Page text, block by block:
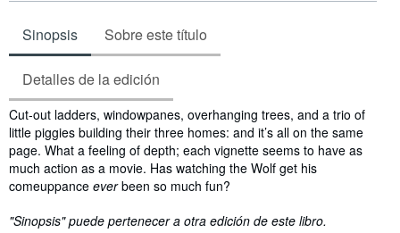
Sinopsis Sobre este título
Detalles de la edición
Sinopsis
Cut-out ladders, windowpanes, overhanging trees, and a trio of
little piggies building their three homes: and it’s all on the same
page. What a feeling of depth; each vignette seems to have as
much action as a movie. Has watching the Wolf get his
comeuppance everbeen so much fun?
"Sinopsis" puede pertenecer a otra edición de este libro.